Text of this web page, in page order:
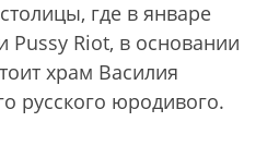
где в январе
Pussy Riot, в основании
храм Василия
русского юродивого.